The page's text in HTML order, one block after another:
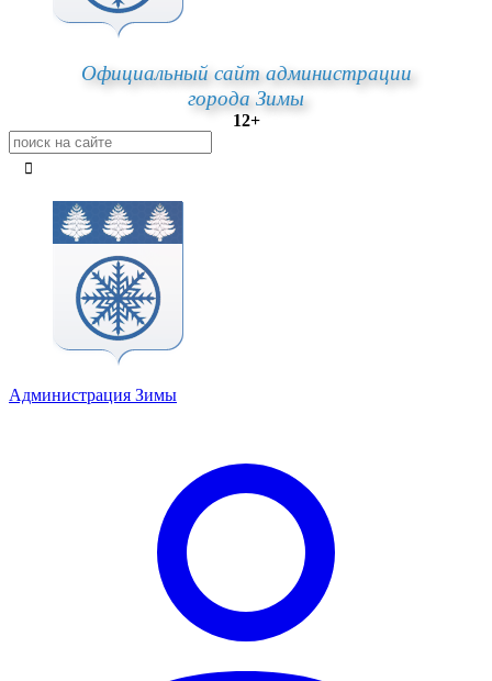
Официальный сайт администрации
города Зимы
12+
Администрация Зимы